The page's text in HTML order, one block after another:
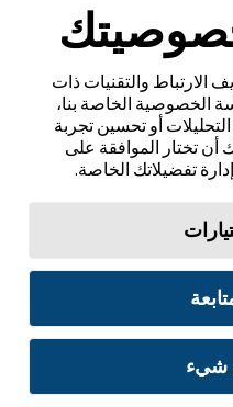
الارتباط والتقنيات ذات
الخصوصية الخاصة بنا،
أو تحسين تجربة
أن تختار الموافقة على
تفضيلاتك الخاصة.
شيء